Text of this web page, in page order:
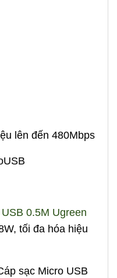
lên đến 480Mbps
0.5M Ugreen
tối đa hóa hiệu
sạc Micro USB